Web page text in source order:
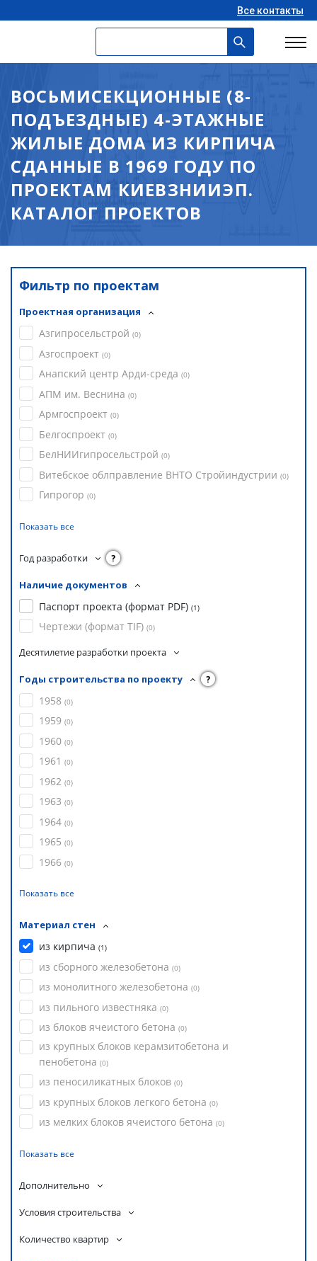
Все контакты
ВОСЬМИСЕКЦИОННЫЕ (8-
ПОДЪЕЗДНЫЕ) 4-ЭТАЖНЫЕ
ЖИЛЫЕ ДОМА ИЗ КИРПИЧА
СДАННЫЕ В 1969 ГОДУ ПО
ПРОЕКТАМ КИЕВЗНИИЭП.
КАТАЛОГ ПРОЕКТОВ
Фильтр по проектам
Проектная организация
Азгипросельстрой (0)
Азгоспроект (0)
Анапский центр Арди-среда (0)
АПМ им. Веснина (0)
Армгоспроект (0)
Белгоспроект (0)
БелНИИгипросельстрой (0)
Витебское облправление ВНТО Стройиндустрии (0)
Гипрогор (0)
Показать все
Год разработки ?
Наличие документов
Паспорт проекта (формат PDF) (1)
Чертежи (формат TIF) (0)
Десятилетие разработки проекта
Годы строительства по проекту ?
1958 (0)
1959 (0)
1960 (0)
1961 (0)
1962 (0)
1963 (0)
1964 (0)
1965 (0)
1966 (0)
Показать все
Материал стен
из кирпича (1)
из сборного железобетона (0)
из монолитного железобетона (0)
из пильного известняка (0)
из блоков ячеистого бетона (0)
из крупных блоков керамзитобетона и
пенобетона (0)
из пеносиликатных блоков (0)
из крупных блоков легкого бетона (0)
из мелких блоков ячеистого бетона (0)
Показать все
Дополнительно
Условия строительства
Количество квартир